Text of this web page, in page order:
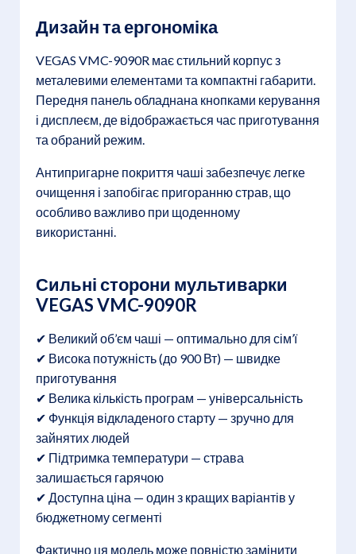
Дизайн та ергономіка
VEGAS VMC-9090R має стильний корпус з
металевими елементами та компактні габарити.
Передня панель обладнана кнопками керування
і дисплеєм, де відображається час приготування
та обраний режим.
Антипригарне покриття чаші забезпечує легке
очищення і запобігає пригоранню страв, що
особливо важливо при щоденному
використанні.
Сильні сторони мультиварки
VEGAS VMC-9090R
✔ Великий об’єм чаші — оптимально для сім’ї
✔ Висока потужність (до 900 Вт) — швидке
приготування
✔ Велика кількість програм — універсальність
✔ Функція відкладеного старту — зручно для
зайнятих людей
✔ Підтримка температури — страва
залишається гарячою
✔ Доступна ціна — один з кращих варіантів у
бюджетному сегменті
Фактично ця модель може повністю замінити